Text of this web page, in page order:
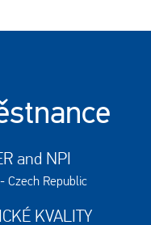
and NPI
Czech Republic
KVALITY